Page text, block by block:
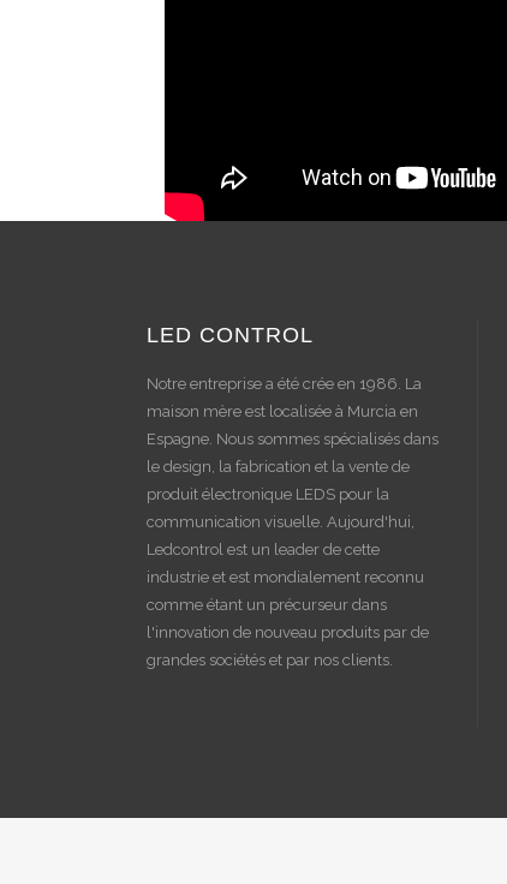
LED CONTROL
Notre entreprise a été crée en 1986. La
maison mère est localisée à Murcia en
Espagne. Nous sommes spécialisés dans
le design, la fabrication et la vente de
produit électronique LEDS pour la
communication visuelle. Aujourd'hui,
Ledcontrol est un leader de cette
industrie et est mondialement reconnu
comme étant un précurseur dans
l'innovation de nouveau produits par de
grandes sociétés et par nos clients.